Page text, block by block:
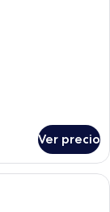
Ver precio